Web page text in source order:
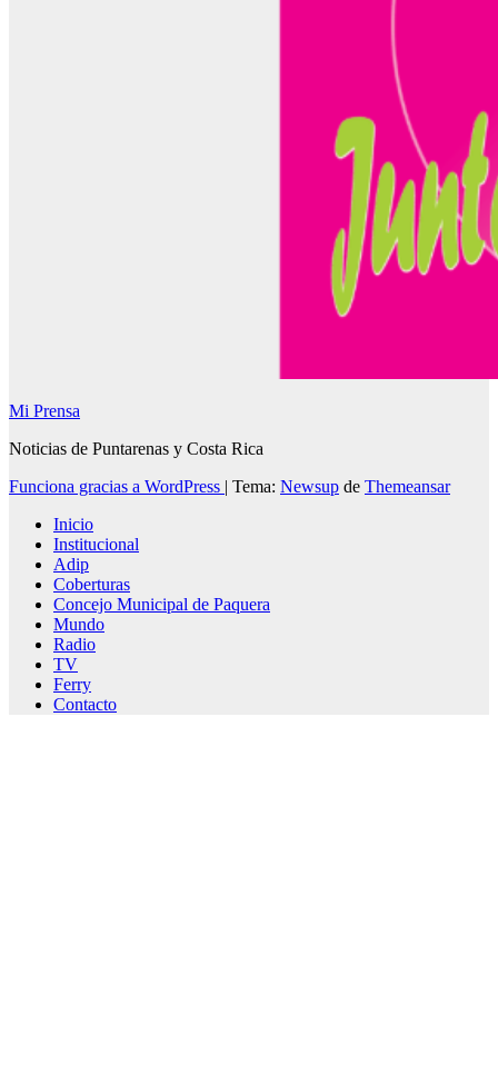
Mi Prensa
Noticias de Puntarenas y Costa Rica
Funciona gracias a WordPress | Tema: Newsup de Themeansar
Inicio
Institucional
Adip
Coberturas
Concejo Municipal de Paquera
Mundo
Radio
TV
Ferry
Contacto